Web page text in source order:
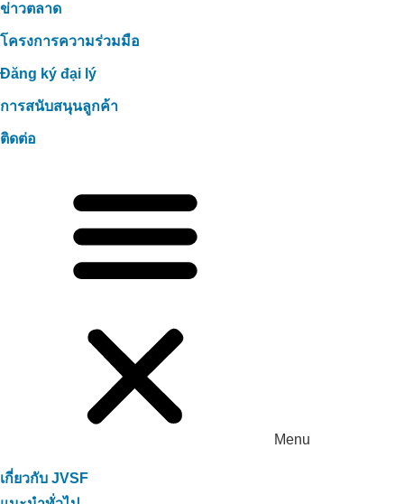
ข่าวตลาด
โครงการความร่วมมือ
Đăng ký đại lý
การสนับสนุนลูกค้า
ติดต่อ
Menu
เกี่ยวกับ JVSF